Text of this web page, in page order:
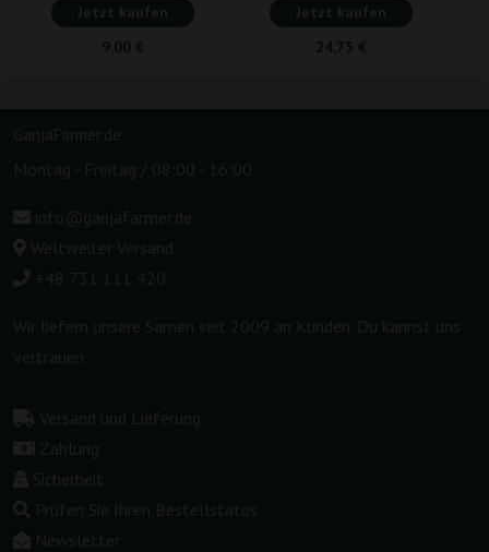
Jetzt kaufen
9,00 €
Jetzt kaufen
24,75 €
GanjaFarmer.de
Montag - Freitag / 08:00 - 16:00
info@ganjafarmer.de
Weltweiter Versand
+48 731 111 420
Wir liefern unsere Samen seit 2009 an Kunden. Du kannst uns
vertrauen.
Versand und Lieferung
Zahlung
Sicherheit
Prüfen Sie Ihren Bestellstatus
Newsletter